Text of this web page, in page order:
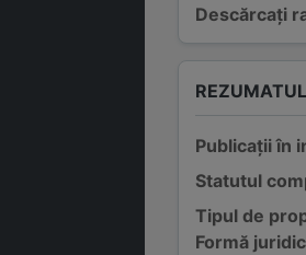
Descărcați
Publicații în
Statutul
Tipul de
Formă